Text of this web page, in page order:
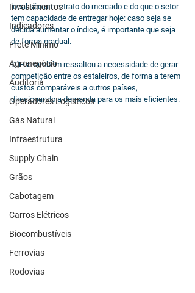
Investimentos
Indicadores
Frete Mínimo
Agronegócio
Auditoria
Operadores Logísticos
Gás Natural
Infraestrutura
Supply Chain
Grãos
Cabotagem
Carros Elétricos
Biocombustíveis
Ferrovias
Rodovias
local são um retrato do mercado e do que o setor
tem capacidade de entregar hoje: caso seja se
decida aumentar o índice, é importante que seja
de forma gradual.
D´Elia também ressaltou a necessidade de gerar
competição entre os estaleiros, de forma a terem
custos comparáveis a outros países,
direcionando a demanda para os mais eficientes.